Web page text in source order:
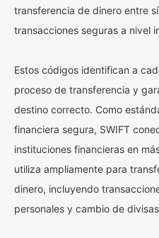
transferencia de dinero entre
transacciones seguras a nivel
Estos códigos identifican a
proceso de transferencia y
destino correcto. Como
financiera segura, SWIFT
instituciones financieras en
utiliza ampliamente para
dinero, incluyendo
personales y cambio de